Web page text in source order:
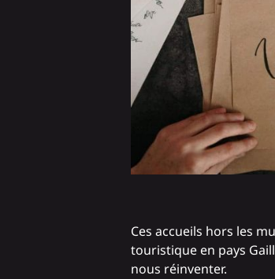
Ces accueils hors les
touristique en pays
nous réinventer.